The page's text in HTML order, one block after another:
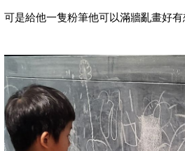
可是給他一隻粉筆他可以滿牆亂畫好